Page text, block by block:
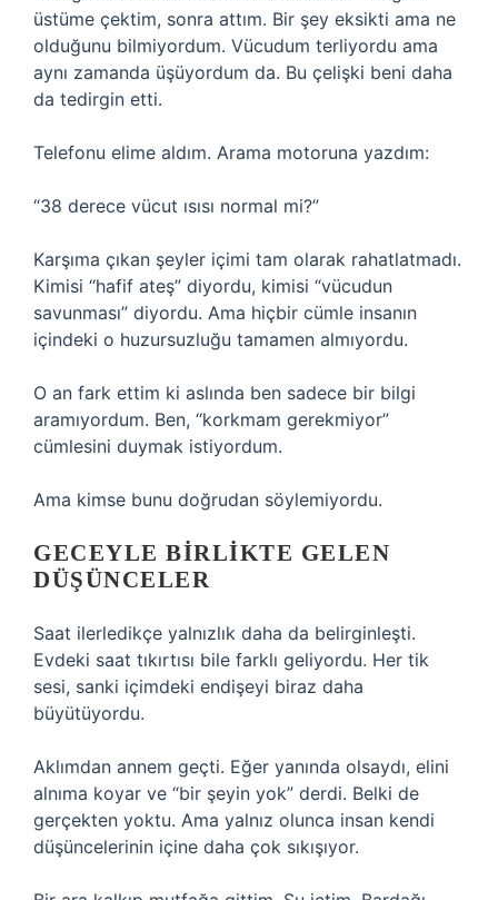
üstüme çektim, sonra attım. Bir şey eksikti ama ne
olduğunu bilmiyordum. Vücudum terliyordu ama
aynı zamanda üşüyordum da. Bu çelişki beni daha
da tedirgin etti.
Telefonu elime aldım. Arama motoruna yazdım:
“38 derece vücut ısısı normal mi?”
Karşıma çıkan şeyler içimi tam olarak rahatlatmadı.
Kimisi “hafif ateş” diyordu, kimisi “vücudun
savunması” diyordu. Ama hiçbir cümle insanın
içindeki o huzursuzluğu tamamen almıyordu.
O an fark ettim ki aslında ben sadece bir bilgi
aramıyordum. Ben, “korkmam gerekmiyor”
cümlesini duymak istiyordum.
Ama kimse bunu doğrudan söylemiyordu.
GECEYLE BIRLIKTE GELEN
DÜŞÜNCELER
Saat ilerledikçe yalnızlık daha da belirginleşti.
Evdeki saat tıkırtısı bile farklı geliyordu. Her tik
sesi, sanki içimdeki endişeyi biraz daha
büyütüyordu.
Aklımdan annem geçti. Eğer yanında olsaydı, elini
alnıma koyar ve “bir şeyin yok” derdi. Belki de
gerçekten yoktu. Ama yalnız olunca insan kendi
düşüncelerinin içine daha çok sıkışıyor.